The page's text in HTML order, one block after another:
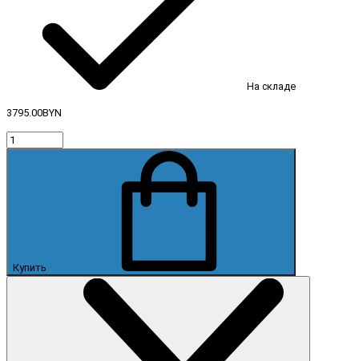
На складе
3795.00BYN
Купить